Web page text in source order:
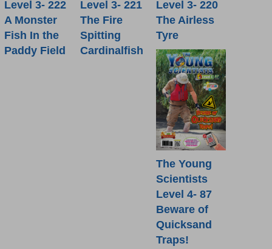
Level 3- 222
A Monster
Fish In the
Paddy Field
Level 3- 221
The Fire
Spitting
Cardinalfish
Level 3- 220
The Airless
Tyre
The Young
Scientists
Level 4- 87
Beware of
Quicksand
Traps!